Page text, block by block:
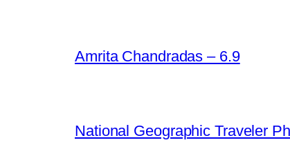
Amrita Chandradas – 6.9
National Geographic Traveler